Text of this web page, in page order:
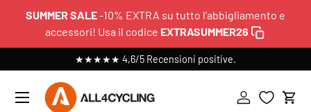
SUMMER SALE-10% EXTRA su tutto l'abbigliamento e
accessori! Usa il codice EXTRASUMMER26
★★★★★ 4,6/5 Recensioni positive.
Accedi
Menu